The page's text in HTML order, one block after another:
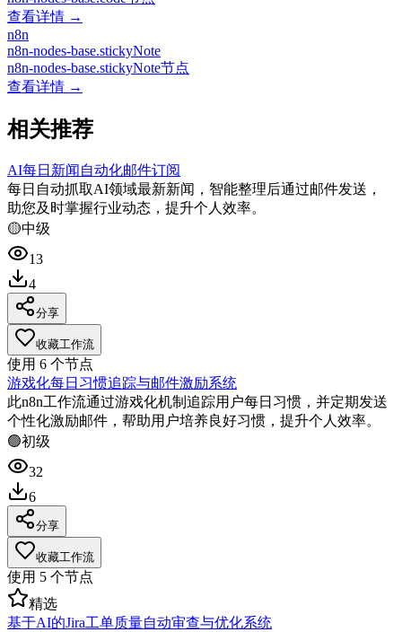
查看详情 →
n8n
n8n-nodes-base.stickyNote
n8n-nodes-base.stickyNote节点
查看详情 →
相关推荐
AI每日新闻自动化邮件订阅
每日自动抓取AI领域最新新闻，智能整理后通过邮件发送，
助您及时掌握行业动态，提升个人效率。
🟡中级
13
4
分享
收藏工作流
使用 6 个节点
游戏化每日习惯追踪与邮件激励系统
此n8n工作流通过游戏化机制追踪用户每日习惯，并定期发送
个性化激励邮件，帮助用户培养良好习惯，提升个人效率。
🟢初级
32
6
分享
收藏工作流
使用 5 个节点
精选
基于AI的Jira工单质量自动审查与优化系统